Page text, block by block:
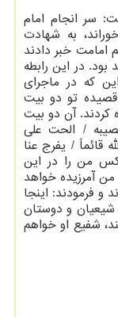
سر انجام امام
به شهادت
امامت خبر دادند
در این رابطه
که در ماجرای
تو دو بیت
کردند. آن دو بیت
/ الحت علی
قائماً / یفرج عنا
من را در این
آمرزیده خواهد
فرمودند: اینجا
و دوستان
شفیع او خواهم